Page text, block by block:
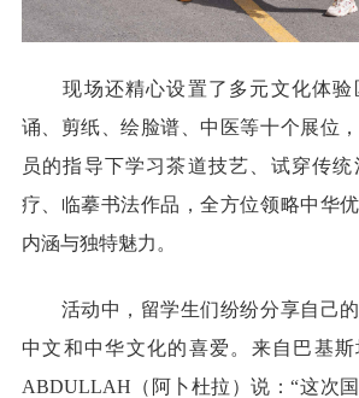
现场还精心设置了多元文化体验
诵、剪纸、绘脸谱、中医等十个展位
员的指导下学习茶道技艺、试穿传
疗、临摹书法作品，全方位领略中华
内涵与独特魅力。
活动中，留学生们纷纷分享自己的
中文和中华文化的喜爱。来自巴基
ABDULLAH（阿卜杜拉）说：“这次